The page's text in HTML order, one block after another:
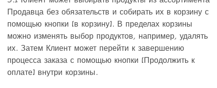
Продавца без обязательств и собирать их в корзину с
помощью кнопки [в корзину]. В пределах корзины
можно изменять выбор продуктов, например, удалять
их. Затем Клиент может перейти к завершению
процесса заказа с помощью кнопки [Продолжить к
оплате] внутри корзины.